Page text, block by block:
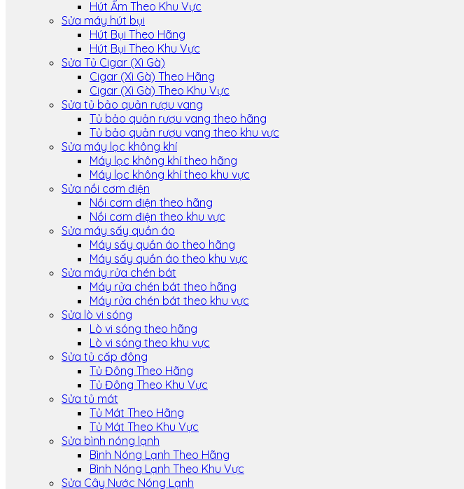
Hút Ẩm Theo Khu Vực
Sửa máy hút bụi
Hút Bụi Theo Hãng
Hút Bụi Theo Khu Vực
Sửa Tủ Cigar (Xì Gà)
Cigar (Xì Gà) Theo Hãng
Cigar (Xì Gà) Theo Khu Vực
Sửa tủ bảo quản rượu vang
Tủ bảo quản rượu vang theo hãng
Tủ bảo quản rượu vang theo khu vực
Sửa máy lọc không khí
Máy lọc không khí theo hãng
Máy lọc không khí theo khu vực
Sửa nồi cơm điện
Nồi cơm điện theo hãng
Nồi cơm điện theo khu vực
Sửa máy sấy quần áo
Máy sấy quần áo theo hãng
Máy sấy quần áo theo khu vực
Sửa máy rửa chén bát
Máy rửa chén bát theo hãng
Máy rửa chén bát theo khu vực
Sửa lò vi sóng
Lò vi sóng theo hãng
Lò vi sóng theo khu vực
Sửa tủ cấp đông
Tủ Đông Theo Hãng
Tủ Đông Theo Khu Vực
Sửa tủ mát
Tủ Mát Theo Hãng
Tủ Mát Theo Khu Vực
Sửa bình nóng lạnh
Bình Nóng Lạnh Theo Hãng
Bình Nóng Lạnh Theo Khu Vực
Sửa Cây Nước Nóng Lạnh